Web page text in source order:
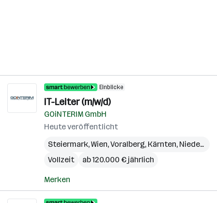
Einblicke
IT-Leiter (m/w/d)
GOiNTERIM GmbH
Heute veröffentlicht
Steiermark,Wien,Voralberg, Kärnten, Niederösterreich
Vollzeit
ab 120.000 € jährlich
Merken